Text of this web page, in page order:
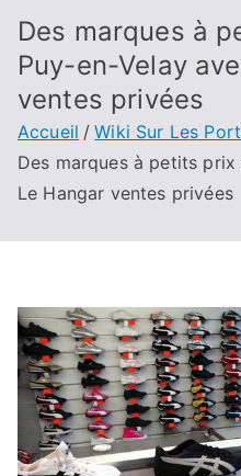
Des marques à
Puy-en-Velay
ventes privées
Accueil
Wiki Sur Les
Des marques à petits
Le Hangar ventes privées